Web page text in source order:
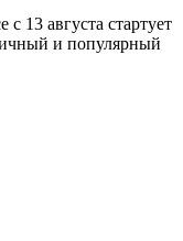
13 августа стартует
и популярный